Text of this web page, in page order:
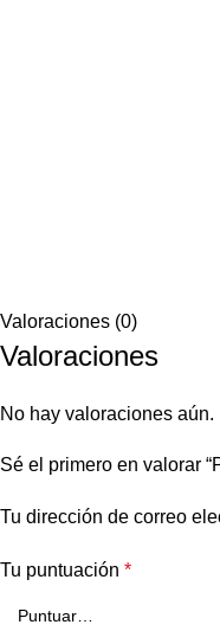
Valoraciones (0)
Valoraciones
No hay valoraciones aún.
Sé el primero en valorar
Tu dirección de correo
Tu puntuación *